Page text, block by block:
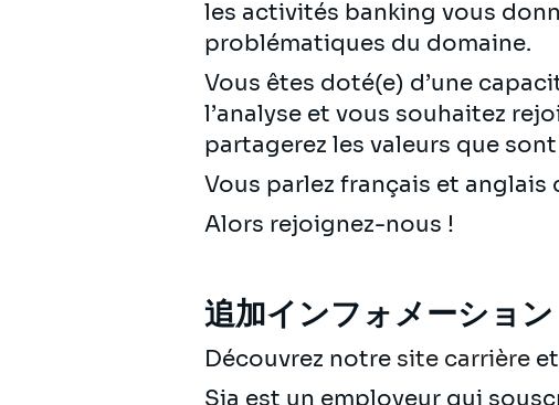
les activités banking vous
problématiques du domaine.
Vous êtes doté(e) d’une
l’analyse et vous souhaitez
partagerez les valeurs que
Vous parlez français et
Alors rejoignez-nous !
追加インフォメーション
Découvrez notre site carrière
Sia est un employeur qui